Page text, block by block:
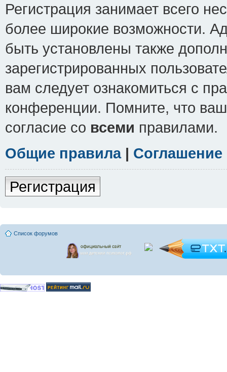
Регистрация занимает всего
более широкие возможности.
быть установлены также
зарегистрированных
вам следует ознакомиться с
конференции. Помните, что
согласие со всеми правилами.
Общие правила|
Регистрация
Список форумов